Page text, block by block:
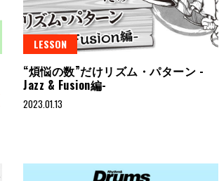
LESSON
“煩悩の数”だけリズム・パターン -
Jazz & Fusion編-
2023.01.13